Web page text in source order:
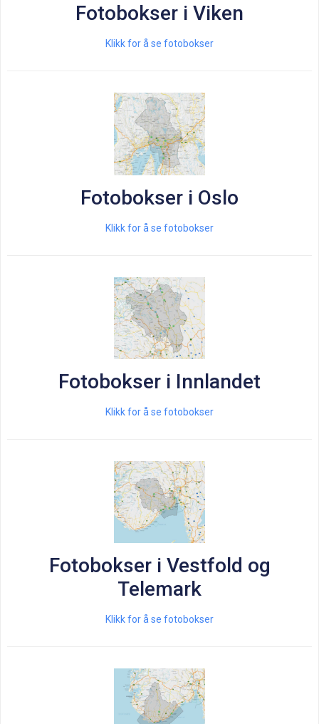
Fotobokser i Viken
Klikk for å se fotobokser
Fotobokser i Oslo
Klikk for å se fotobokser
Fotobokser i Innlandet
Klikk for å se fotobokser
Fotobokser i Vestfold og
Telemark
Klikk for å se fotobokser